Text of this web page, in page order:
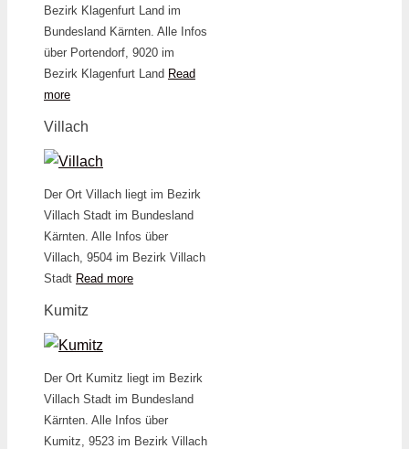
Bezirk Klagenfurt Land im
Bundesland Kärnten. Alle Infos
über Portendorf, 9020 im
Bezirk Klagenfurt Land Read
more
Villach
Der Ort Villach liegt im Bezirk
Villach Stadt im Bundesland
Kärnten. Alle Infos über
Villach, 9504 im Bezirk Villach
Stadt Read more
Kumitz
Der Ort Kumitz liegt im Bezirk
Villach Stadt im Bundesland
Kärnten. Alle Infos über
Kumitz, 9523 im Bezirk Villach